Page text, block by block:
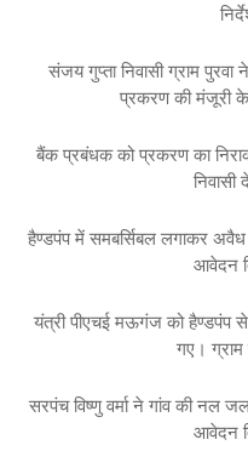
संजय गुप्ता निवासी ग्राम
प्रकरण की मंजूरी
बैंक प्रबंधक को प्रकरण का
हैण्डपंप में समबर्सिबल लगाकर अवैध
आवेदन
यंत्री पीएचई मऊगंज को हैण्डपंप
गए।
सरपंच विष्णु वर्मा ने गांव की नल
आवेदन